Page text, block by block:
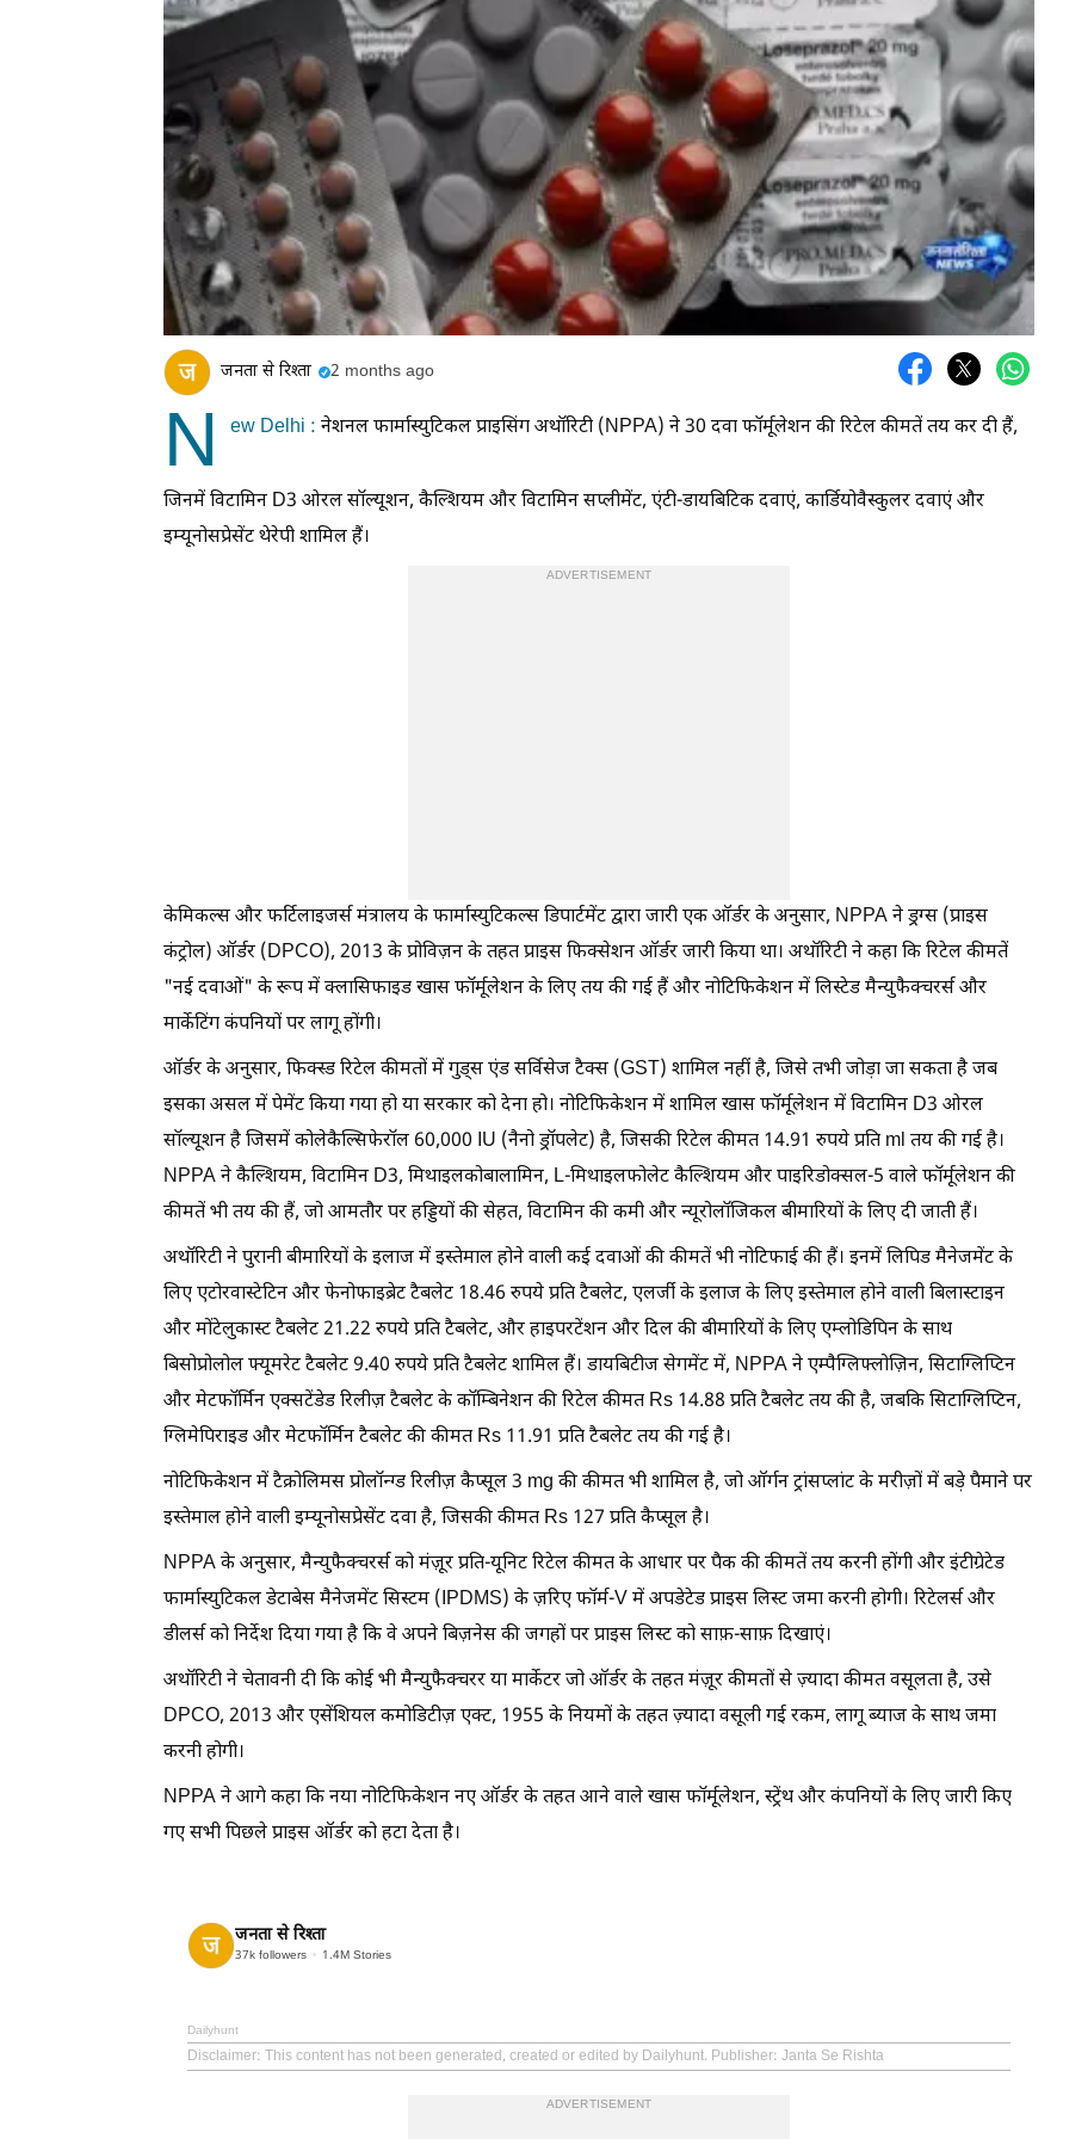
जनता से रिश्ता 2 months ago
N ew Delhi : नेशनल फार्मास्युटिकल प्राइसिंग अथॉरिटी (NPPA) ने 30 दवा फॉर्मूलेशन की रिटेल कीमतें तय कर दी हैं,
जिनमें विटामिन D3 ओरल सॉल्यूशन, कैल्शियम और विटामिन सप्लीमेंट, एंटी-डायबिटिक दवाएं, कार्डियोवैस्कुलर दवाएं और
इम्यूनोसप्रेसेंट थेरेपी शामिल हैं।
ADVERTISEMENT
केमिकल्स और फर्टिलाइजर्स मंत्रालय के फार्मास्युटिकल्स डिपार्टमेंट द्वारा जारी एक ऑर्डर के अनुसार, NPPA ने ड्रग्स (प्राइस
कंट्रोल) ऑर्डर (DPCO), 2013 के प्रोविज़न के तहत प्राइस फिक्सेशन ऑर्डर जारी किया था। अथॉरिटी ने कहा कि रिटेल कीमतें
"नई दवाओं" के रूप में क्लासिफाइड खास फॉर्मूलेशन के लिए तय की गई हैं और नोटिफिकेशन में लिस्टेड मैन्युफैक्चरर्स और
मार्केटिंग कंपनियों पर लागू होंगी।
ऑर्डर के अनुसार, फिक्स्ड रिटेल कीमतों में गुड्स एंड सर्विसेज टैक्स (GST) शामिल नहीं है, जिसे तभी जोड़ा जा सकता है जब
इसका असल में पेमेंट किया गया हो या सरकार को देना हो। नोटिफिकेशन में शामिल खास फॉर्मूलेशन में विटामिन D3 ओरल
सॉल्यूशन है जिसमें कोलेकैल्सिफेरॉल 60,000 IU (नैनो ड्रॉपलेट) है, जिसकी रिटेल कीमत 14.91 रुपये प्रति ml तय की गई है।
NPPA ने कैल्शियम, विटामिन D3, मिथाइलकोबालामिन, L-मिथाइलफोलेट कैल्शियम और पाइरिडोक्सल-5 वाले फॉर्मूलेशन की
कीमतें भी तय की हैं, जो आमतौर पर हड्डियों की सेहत, विटामिन की कमी और न्यूरोलॉजिकल बीमारियों के लिए दी जाती हैं।
अथॉरिटी ने पुरानी बीमारियों के इलाज में इस्तेमाल होने वाली कई दवाओं की कीमतें भी नोटिफाई की हैं। इनमें लिपिड मैनेजमेंट के
लिए एटोरवास्टेटिन और फेनोफाइब्रेट टैबलेट 18.46 रुपये प्रति टैबलेट, एलर्जी के इलाज के लिए इस्तेमाल होने वाली बिलास्टाइन
और मोंटेलुकास्ट टैबलेट 21.22 रुपये प्रति टैबलेट, और हाइपरटेंशन और दिल की बीमारियों के लिए एम्लोडिपिन के साथ
बिसोप्रोलोल फ्यूमरेट टैबलेट 9.40 रुपये प्रति टैबलेट शामिल हैं। डायबिटीज सेगमेंट में, NPPA ने एम्पैग्लिफ्लोज़िन, सिटाग्लिप्टिन
और मेटफॉर्मिन एक्सटेंडेड रिलीज़ टैबलेट के कॉम्बिनेशन की रिटेल कीमत Rs 14.88 प्रति टैबलेट तय की है, जबकि सिटाग्लिप्टिन,
ग्लिमेपिराइड और मेटफॉर्मिन टैबलेट की कीमत Rs 11.91 प्रति टैबलेट तय की गई है।
नोटिफिकेशन में टैक्रोलिमस प्रोलॉन्ग्ड रिलीज़ कैप्सूल 3 mg की कीमत भी शामिल है, जो ऑर्गन ट्रांसप्लांट के मरीज़ों में बड़े पैमाने पर
इस्तेमाल होने वाली इम्यूनोसप्रेसेंट दवा है, जिसकी कीमत Rs 127 प्रति कैप्सूल है।
NPPA के अनुसार, मैन्युफैक्चरर्स को मंज़ूर प्रति-यूनिट रिटेल कीमत के आधार पर पैक की कीमतें तय करनी होंगी और इंटीग्रेटेड
फार्मास्युटिकल डेटाबेस मैनेजमेंट सिस्टम (IPDMS) के ज़रिए फॉर्म-V में अपडेटेड प्राइस लिस्ट जमा करनी होगी। रिटेलर्स और
डीलर्स को निर्देश दिया गया है कि वे अपने बिज़नेस की जगहों पर प्राइस लिस्ट को साफ़-साफ़ दिखाएं।
अथॉरिटी ने चेतावनी दी कि कोई भी मैन्युफैक्चरर या मार्केटर जो ऑर्डर के तहत मंज़ूर कीमतों से ज़्यादा कीमत वसूलता है, उसे
DPCO, 2013 और एसेंशियल कमोडिटीज़ एक्ट, 1955 के नियमों के तहत ज़्यादा वसूली गई रकम, लागू ब्याज के साथ जमा
करनी होगी।
NPPA ने आगे कहा कि नया नोटिफिकेशन नए ऑर्डर के तहत आने वाले खास फॉर्मूलेशन, स्ट्रेंथ और कंपनियों के लिए जारी किए
गए सभी पिछले प्राइस ऑर्डर को हटा देता है।
जनता से रिश्ता
37k followers 1.4M Stories
Dailyhunt
Disclaimer: This content has not been generated, created or edited by Dailyhunt. Publisher: Janta Se Rishta
ADVERTISEMENT